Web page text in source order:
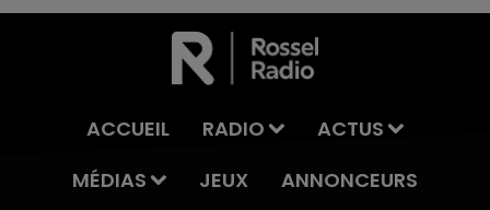
ACCUEIL RADIO
ACTUS
MÉDIAS
JEUX ANNONCEURS